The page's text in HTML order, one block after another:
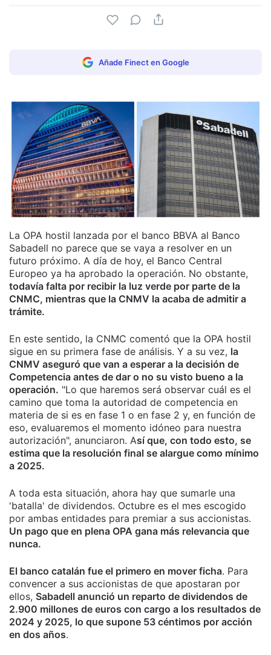
Añade Finect en Google
La OPA hostil lanzada por el banco BBVA al Banco
Sabadell no parece que se vaya a resolver en un
futuro próximo. A día de hoy, el Banco Central
Europeo ya ha aprobado la operación. No obstante,
todavía falta por recibir la luz verde por parte de la
CNMC, mientras que la CNMV la acaba de admitir a
trámite.
En este sentido, la CNMC comentó que la OPA hostil
sigue en su primera fase de análisis. Y a su vez, la
CNMV aseguró que van a esperar a la decisión de
Competencia antes de dar o no su visto bueno a la
operación. "Lo que haremos será observar cuál es el
camino que toma la autoridad de competencia en
materia de si es en fase 1 o en fase 2 y, en función de
eso, evaluaremos el momento idóneo para nuestra
autorización", anunciaron. Así que, con todo esto, se
estima que la resolución final se alargue como mínimo
a 2025.
A toda esta situación, ahora hay que sumarle una
'batalla' de dividendos. Octubre es el mes escogido
por ambas entidades para premiar a sus accionistas.
Un pago que en plena OPA gana más relevancia que
nunca.
El banco catalán fue el primero en mover ficha. Para
convencer a sus accionistas de que apostaran por
ellos, Sabadell anunció un reparto de dividendos de
2.900 millones de euros con cargo a los resultados de
2024 y 2025, lo que supone 53 céntimos por acción
en dos años.